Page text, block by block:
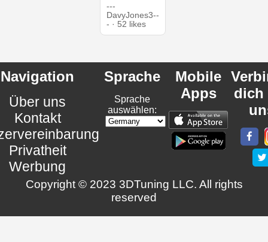
---
DavyJones3--
- · 52 likes
Navigation
Über uns
Kontakt
Privatheit
Werbung
Sprache
Sprache
auswählen:
Mobile
Apps
dich
Copyright © 2023 3DTuning LLC. All rights
reserved